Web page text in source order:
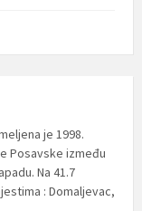
je 1998.
Posavske između
Na 41.7
: Domaljevac,